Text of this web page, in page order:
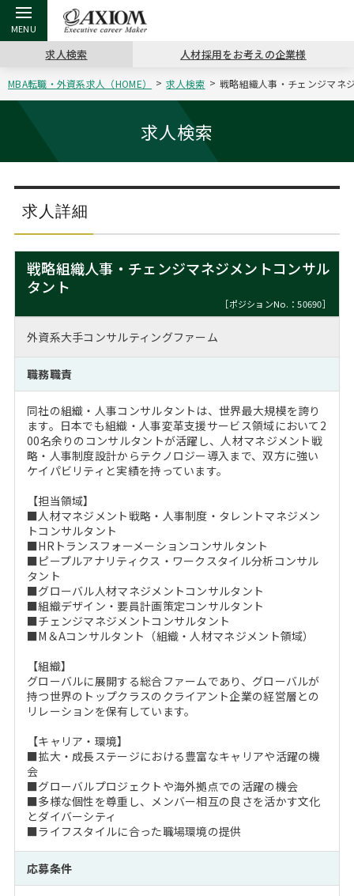
戻る
アクシアムの特長
戻る
コンサ
サービス案内
戻る
キャリ
コンサルタントの紹介
戻る
キャリア支援 TOP
キャリアデザイン講座
（最新求人市場動向）
戻る
MBAの
ステージ別アドバイス
MBAの転職事例
MBA留学生数の推移
戻る
日本か
インターン受入企業一覧
MBAを生かす求人特集
年齢と年収の相関図
戻る
転職ツール TOP
英文レジュメの書き方
戻る
パワー
職務経歴書の書き方
よくある面接Q&A集
戻る
転職コラム TOP
“展”職相談室
転職市場の明日をよめ
転職成功への4つの鍵
戻る
イベント・セミナー TOP
ジョブフェア
キャリアデザインセミナー
キャリアフォーラム
MBA NETWORKING
戻る
会社概要 TOP
沿革
主なクライアント
採用情報
求人検索 人材採用をお考えの企業様
MBA転職・外資系求人（HOME） 求人検索 戦略組織人事・チェンジマネ
求人検索
求人詳細
戦略組織人事・チェンジマネジメントコンサル
タント
［ポジションNo.：50690］
外資系大手コンサルティングファーム
職務職責
同社の組織・人事コンサルタントは、世界最大規模を誇り
ます。日本でも組織・人事変革支援サービス領域において2
00名余りのコンサルタントが活躍し、人材マネジメント戦
略・人事制度設計からテクノロジー導入まで、双方に強い
ケイパビリティと実績を持っています。
【担当領域】
■人材マネジメント戦略・人事制度・タレントマネジメン
トコンサルタント
■HRトランスフォーメーションコンサルタント
■ピープルアナリティクス・ワークスタイル分析コンサル
タント
■グローバル人材マネジメントコンサルタント
■組織デザイン・要員計画策定コンサルタント
■チェンジマネジメントコンサルタント
■M＆Aコンサルタント（組織・人材マネジメント領域）
【組織】
グローバルに展開する総合ファームであり、グローバルが
持つ世界のトップクラスのクライアント企業の経営層との
リレーションを保有しています。
【キャリア・環境】
■拡大・成長ステージにおける豊富なキャリアや活躍の機
会
■グローバルプロジェクトや海外拠点での活躍の機会
■多様な個性を尊重し、メンバー相互の良さを活かす文化
とダイバーシティ
■ライフスタイルに合った職場環境の提供
応募条件